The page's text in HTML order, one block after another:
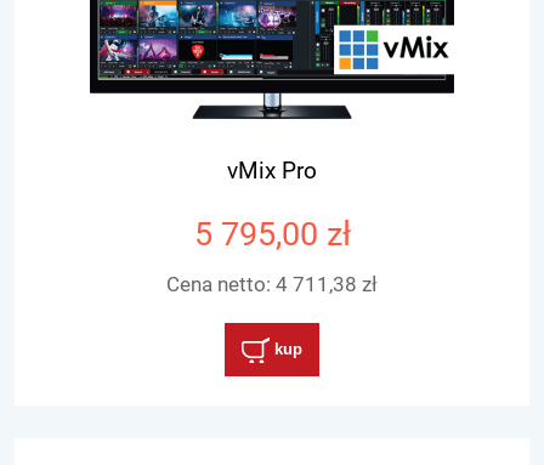
vMix Pro
5 795,00 zł
Cena netto: 4 711,38 zł
kup